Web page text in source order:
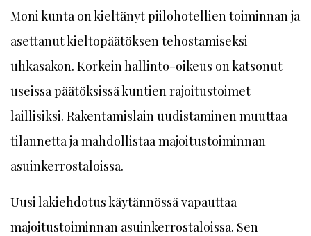
Moni kunta on kieltänyt piilohotellien toiminnan ja
asettanut kieltopäätöksen tehostamiseksi
uhkasakon. Korkein hallinto-oikeus on katsonut
useissa päätöksissä kuntien rajoitustoimet
laillisiksi. Rakentamislain uudistaminen muuttaa
tilannetta ja mahdollistaa majoitustoiminnan
asuinkerrostaloissa.
Uusi lakiehdotus käytännössä vapauttaa
majoitustoiminnan asuinkerrostaloissa. Sen